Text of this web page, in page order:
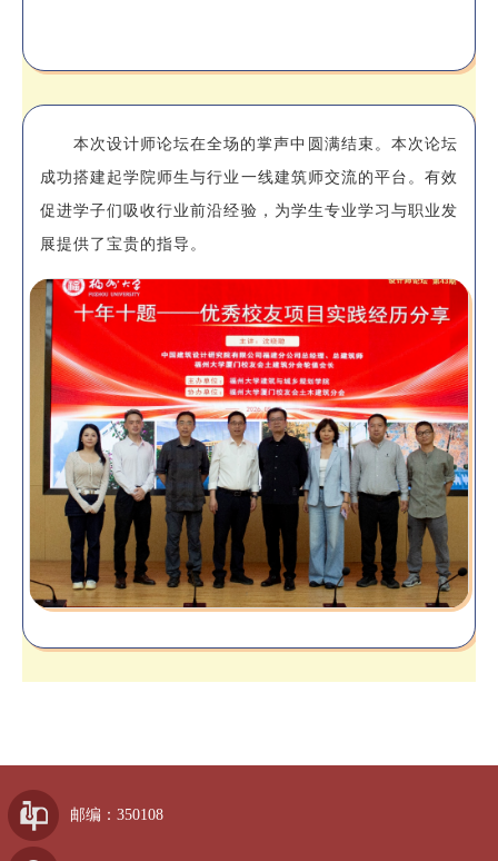
本次设计师论坛在全场的掌声中圆满结束。本次论坛
成功搭建起学院师生与行业一线建筑师交流的平台。有效
促进学子们吸收行业前沿经验，为学生专业学习与职业发
展提供了宝贵的指导。
邮编：350108